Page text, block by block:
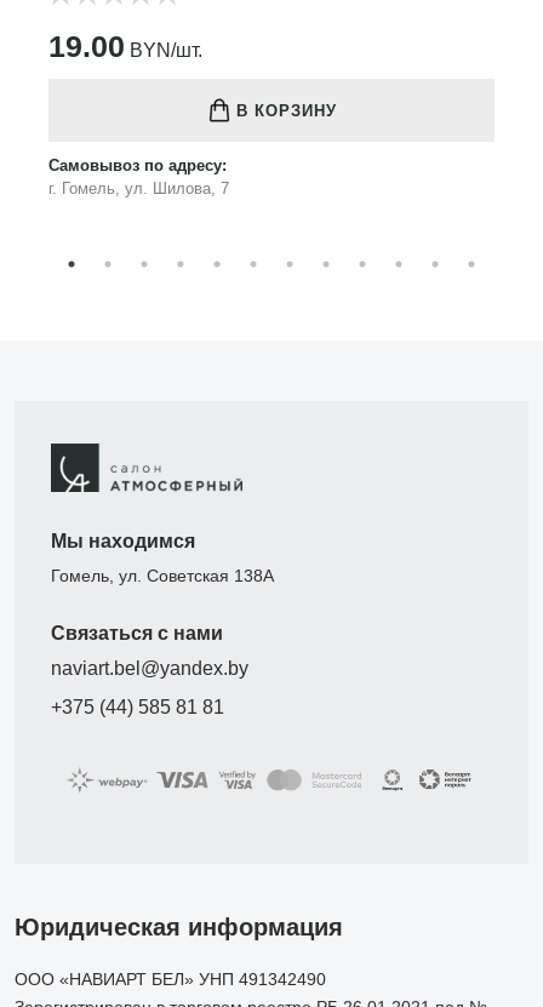
19.00 BYN/шт.
В КОРЗИНУ
Самовывоз по адресу:
г. Гомель, ул. Шилова, 7
Мы находимся
Гомель, ул. Советская 138А
Связаться с нами
naviart.bel@yandex.by
+375 (44) 585 81 81
Юридическая информация
ООО «НАВИАРТ БЕЛ» УНП 491342490